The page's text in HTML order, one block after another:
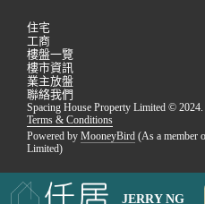
住宅
工商
樓盤一覽
樓市資訊
業主放盤
聯絡我們
Spacing House Property Limited ©
Terms & Conditions
Powered by MooneyBird (As a member
Limited)
JERRY NG